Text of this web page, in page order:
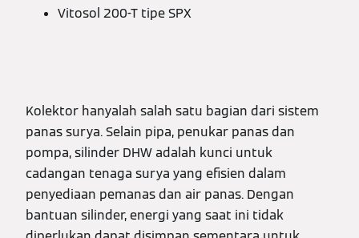
Vitosol 200-T tipe SPX
Kolektor hanyalah salah satu bagian dari sistem
panas surya. Selain pipa, penukar panas dan
pompa, silinder DHW adalah kunci untuk
cadangan tenaga surya yang efisien dalam
penyediaan pemanas dan air panas. Dengan
bantuan silinder, energi yang saat ini tidak